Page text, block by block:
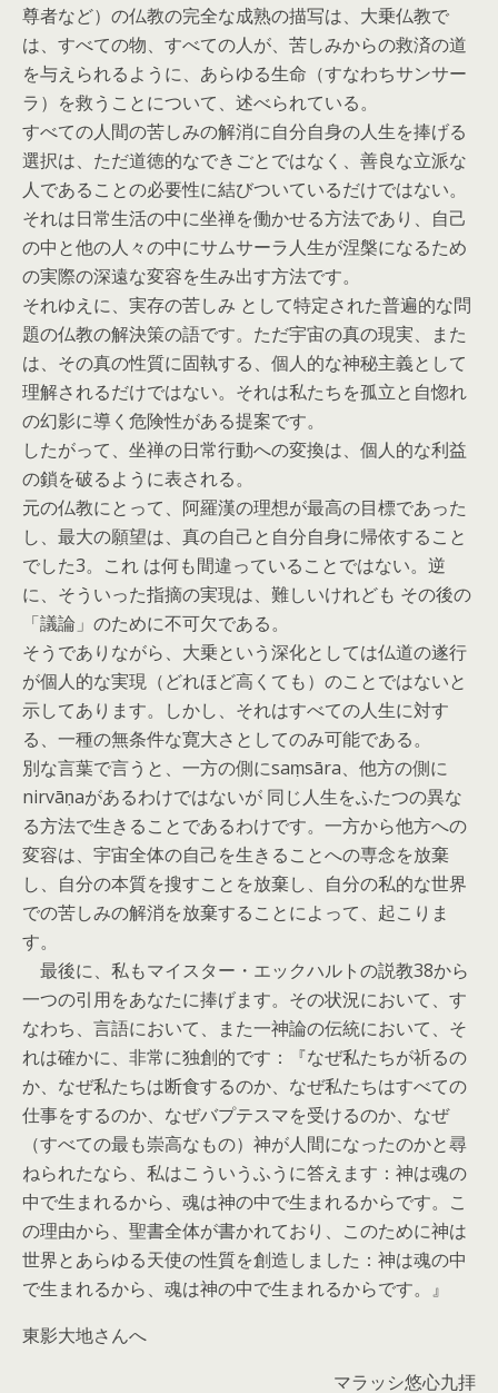
尊者など）の仏教の完全な成熟の描写は、大乗仏教で
は、すべての物、すべての人が、苦しみからの救済の道
を与えられるように、あらゆる生命（すなわちサンサー
ラ）を救うことについて、述べられている。
すべての人間の苦しみの解消に自分自身の人生を捧げる
選択は、ただ道徳的なできごとではなく、善良な立派な
人であることの必要性に結びついているだけではない。
それは日常生活の中に坐禅を働かせる方法であり、自己
の中と他の人々の中にサムサーラ人生が涅槃になるため
の実際の深遠な変容を生み出す方法です。
それゆえに、実存の苦しみ として特定された普遍的な問
題の仏教の解決策の語です。ただ宇宙の真の現実、また
は、その真の性質に固執する、個人的な神秘主義として
理解されるだけではない。それは私たちを孤立と自惚れ
の幻影に導く危険性がある提案です。
したがって、坐禅の日常行動への変換は、個人的な利益
の鎖を破るように表される。
元の仏教にとって、阿羅漢の理想が最高の目標であった
し、最大の願望は、真の自己と自分自身に帰依すること
でした3。これ は何も間違っていることではない。逆
に、そういった指摘の実現は、難しいけれども その後の
「議論」のために不可欠である。
そうでありながら、大乗という深化としては仏道の遂行
が個人的な実現（どれほど高くても）のことではないと
示してあります。しかし、それはすべての人生に対す
る、一種の無条件な寛大さとしてのみ可能である。
別な言葉で言うと、一方の側にsaṃsāra、他方の側に
nirvāṇaがあるわけではないが 同じ人生をふたつの異な
る方法で生きることであるわけです。一方から他方への
変容は、宇宙全体の自己を生きることへの専念を放棄
し、自分の本質を搜すことを放棄し、自分の私的な世界
での苦しみの解消を放棄することによって、起こりま
す。
最後に、私もマイスター・エックハルトの説教38から
一つの引用をあなたに捧げます。その状況において、す
なわち、言語において、また一神論の伝統において、そ
れは確かに、非常に独創的です：『なぜ私たちが祈るの
か、なぜ私たちは断食するのか、なぜ私たちはすべての
仕事をするのか、なぜバプテスマを受けるのか、なぜ
（すべての最も崇高なもの）神が人間になったのかと尋
ねられたなら、私はこういうふうに答えます：神は魂の
中で生まれるから、魂は神の中で生まれるからです。こ
の理由から、聖書全体が書かれており、このために神は
世界とあらゆる天使の性質を創造しました：神は魂の中
で生まれるから、魂は神の中で生まれるからです。』
東影大地さんへ
マラッシ悠心九拝